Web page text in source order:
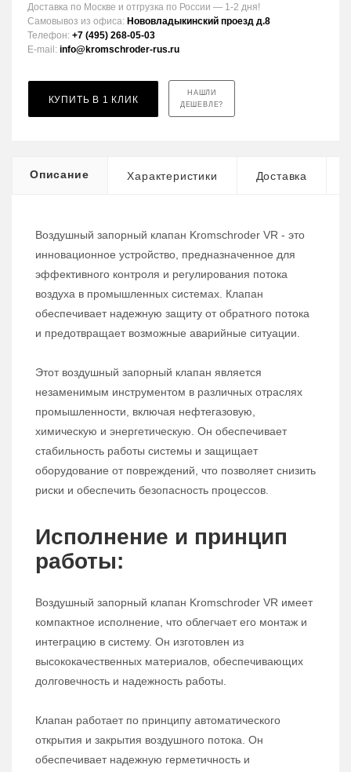
Доставка по Москве и отгрузка по России — 1-2 дня!
Самовывоз из офиса: Нововладыкинский проезд д.8
Телефон: +7 (495) 268-05-03
E-mail: info@kromschroder-rus.ru
КУПИТЬ В 1 КЛИК
НАШЛИ
ДЕШЕВЛЕ?
Описание Характеристики Доставка
Воздушный запорный клапан Kromschroder VR - это
инновационное устройство, предназначенное для
эффективного контроля и регулирования потока
воздуха в промышленных системах. Клапан
обеспечивает надежную защиту от обратного потока
и предотвращает возможные аварийные ситуации.
Этот воздушный запорный клапан является
незаменимым инструментом в различных отраслях
промышленности, включая нефтегазовую,
химическую и энергетическую. Он обеспечивает
стабильность работы системы и защищает
оборудование от повреждений, что позволяет снизить
риски и обеспечить безопасность процессов.
Исполнение и принцип
работы:
Воздушный запорный клапан Kromschroder VR имеет
компактное исполнение, что облегчает его монтаж и
интеграцию в систему. Он изготовлен из
высококачественных материалов, обеспечивающих
долговечность и надежность работы.
Клапан работает по принципу автоматического
открытия и закрытия воздушного потока. Он
обеспечивает надежную герметичность и